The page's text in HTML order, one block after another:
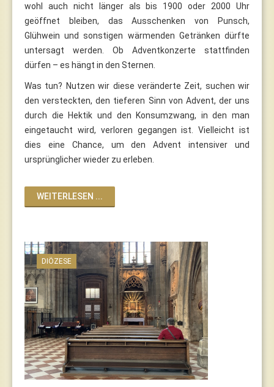
wohl auch nicht länger als bis 1900 oder 2000 Uhr
geöffnet bleiben, das Ausschenken von Punsch,
Glühwein und sonstigen wärmenden Getränken dürfte
untersagt werden. Ob Adventkonzerte stattfinden
dürfen – es hängt in den Sternen.
Was tun? Nutzen wir diese veränderte Zeit, suchen wir
den versteckten, den tieferen Sinn von Advent, der uns
durch die Hektik und den Konsumzwang, in den man
eingetaucht wird, verloren gegangen ist. Vielleicht ist
dies eine Chance, um den Advent intensiver und
ursprünglicher wieder zu erleben.
WEITERLESEN ...
DIÖZESE